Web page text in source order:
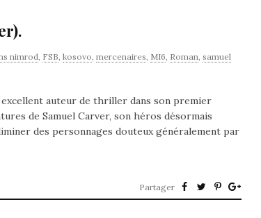
nimrod, FSB, kosovo, mercenaires, MI6, Roman, samuel
excellent auteur de thriller dans son premier
de Samuel Carver, son héros désormais
des personnages douteux généralement par
Partager